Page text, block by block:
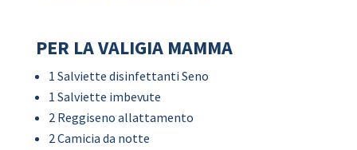
PER LA VALIGIA MAMMA
1 Salviette disinfettanti Seno
1 Salviette imbevute
2 Reggiseno allattamento
2 Camicia da notte